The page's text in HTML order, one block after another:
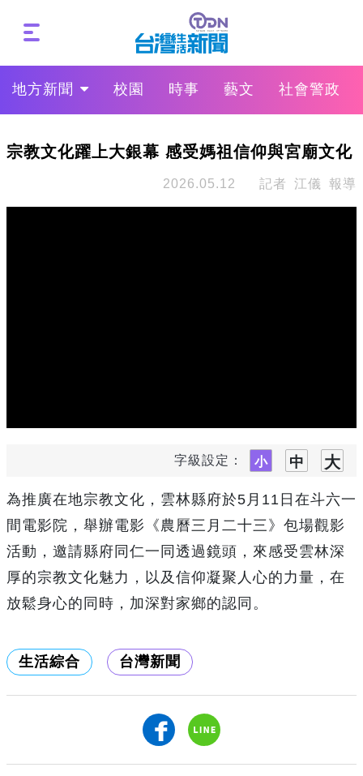
地方新聞 校園 時事 藝文 社會警政
宗教文化躍上大銀幕 感受媽祖信仰與宮廟文化
2026.05.12 記者 江儀 報導
字級設定：
為推廣在地宗教文化，雲林縣府於5月11日在斗六一
間電影院，舉辦電影《農曆三月二十三》包場觀影
活動，邀請縣府同仁一同透過鏡頭，來感受雲林深
厚的宗教文化魅力，以及信仰凝聚人心的力量，在
放鬆身心的同時，加深對家鄉的認同。
生活綜合 台灣新聞